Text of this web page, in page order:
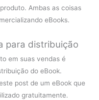
Ambas as coisas
eBooks.
para distribuição
em suas vendas é
do eBook.
post de um eBook que
gratuitamente.